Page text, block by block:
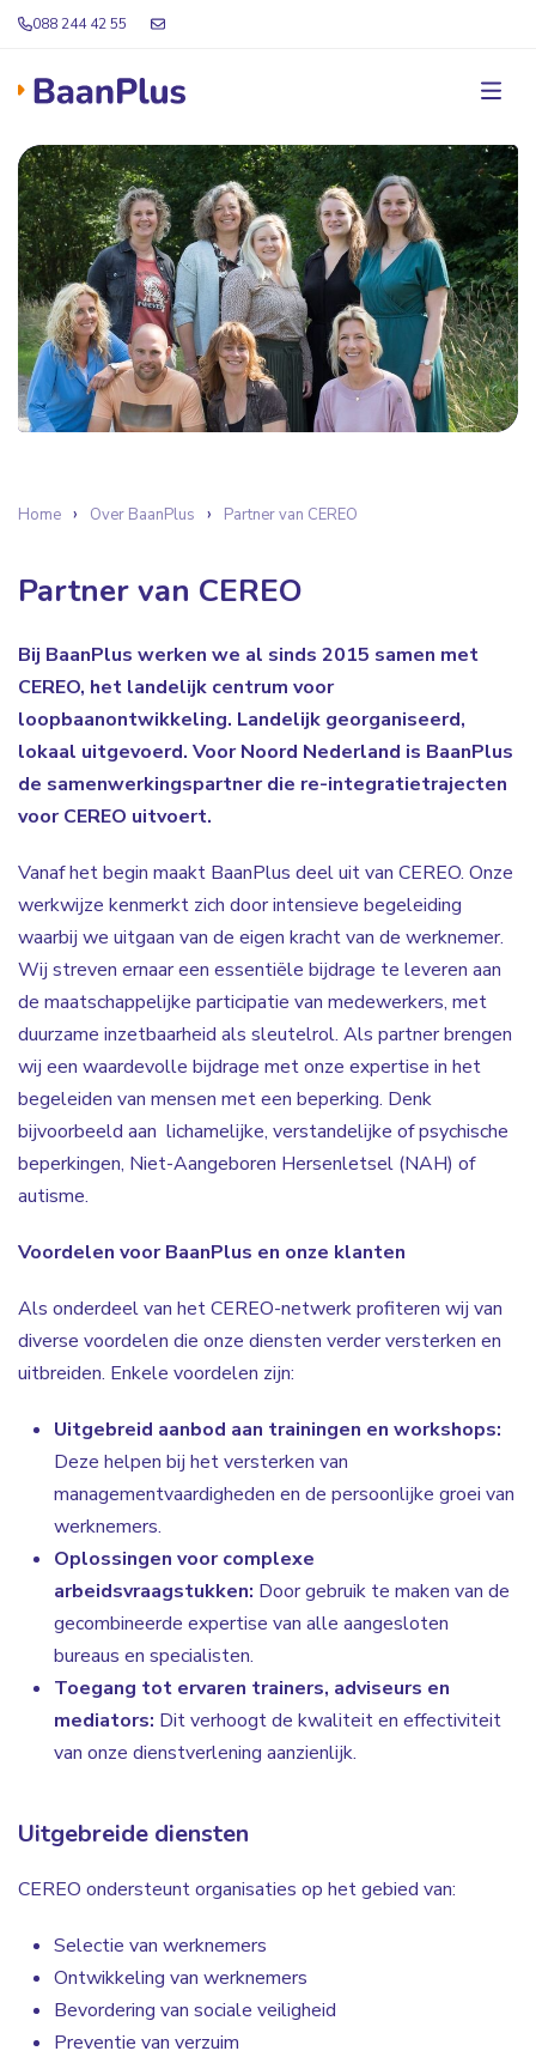
088 244 42 55
Home Over BaanPlus Partner van CEREO
Partner van CEREO
Bij BaanPlus werken we al sinds 2015 samen met
CEREO, het landelijk centrum voor
loopbaanontwikkeling. Landelijk georganiseerd,
lokaal uitgevoerd. Voor Noord Nederland is BaanPlus
de samenwerkingspartner die re-integratietrajecten
voor CEREO uitvoert.
Vanaf het begin maakt BaanPlus deel uit van CEREO. Onze
werkwijze kenmerkt zich door intensieve begeleiding
waarbij we uitgaan van de eigen kracht van de werknemer.
Wij streven ernaar een essentiële bijdrage te leveren aan
de maatschappelijke participatie van medewerkers, met
duurzame inzetbaarheid als sleutelrol. Als partner brengen
wij een waardevolle bijdrage met onze expertise in het
begeleiden van mensen met een beperking. Denk
bijvoorbeeld aan lichamelijke, verstandelijke of psychische
beperkingen, Niet-Aangeboren Hersenletsel (NAH) of
autisme.
Voordelen voor BaanPlus en onze klanten
Als onderdeel van het CEREO-netwerk profiteren wij van
diverse voordelen die onze diensten verder versterken en
uitbreiden. Enkele voordelen zijn:
Uitgebreid aanbod aan trainingen en workshops:
Deze helpen bij het versterken van
managementvaardigheden en de persoonlijke groei van
werknemers.
Oplossingen voor complexe
arbeidsvraagstukken: Door gebruik te maken van de
gecombineerde expertise van alle aangesloten
bureaus en specialisten.
Toegang tot ervaren trainers, adviseurs en
mediators: Dit verhoogt de kwaliteit en effectiviteit
van onze dienstverlening aanzienlijk.
Uitgebreide diensten
CEREO ondersteunt organisaties op het gebied van:
Selectie van werknemers
Ontwikkeling van werknemers
Bevordering van sociale veiligheid
Preventie van verzuim